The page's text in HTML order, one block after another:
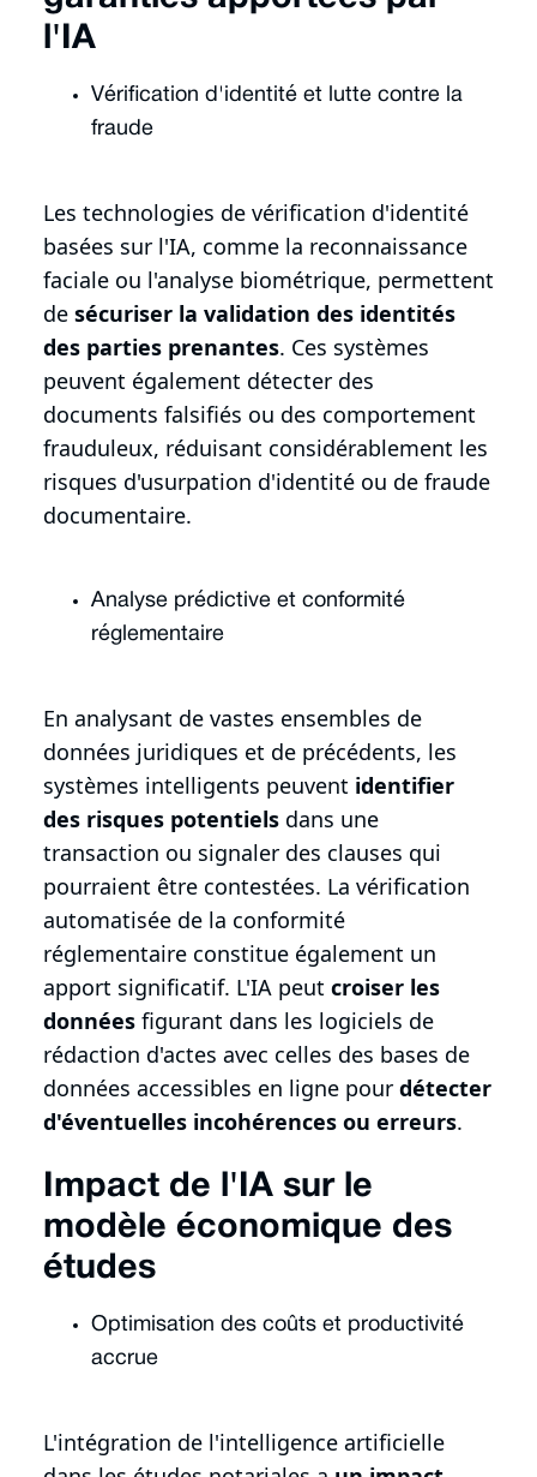
l'IA
Vérification d'identité et lutte contre la
fraude
Les technologies de vérification d'identité
basées sur l'IA, comme la reconnaissance
faciale ou l'analyse biométrique, permettent
de sécuriser la validation des identités
des parties prenantes. Ces systèmes
peuvent également détecter des
documents falsifiés ou des comportement
frauduleux, réduisant considérablement les
risques d'usurpation d'identité ou de fraude
documentaire.
Analyse prédictive et conformité
réglementaire
En analysant de vastes ensembles de
données juridiques et de précédents, les
systèmes intelligents peuvent identifier
des risques potentiels dans une
transaction ou signaler des clauses qui
pourraient être contestées. La vérification
automatisée de la conformité
réglementaire constitue également un
apport significatif. L'IA peut croiser les
données figurant dans les logiciels de
rédaction d'actes avec celles des bases de
données accessibles en ligne pour détecter
d'éventuelles incohérences ou erreurs.
Impact de l'IA sur le
modèle économique des
études
Optimisation des coûts et productivité
accrue
L'intégration de l'intelligence artificielle